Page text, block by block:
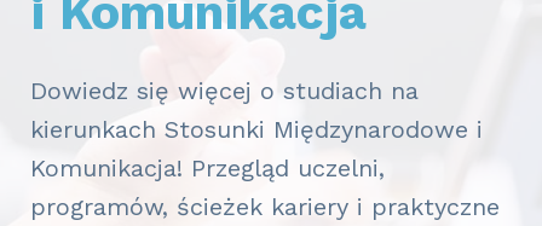
i Komunikacja
Dowiedz się więcej o studiach na
kierunkach Stosunki Międzynarodowe i
Komunikacja! Przegląd uczelni,
programów, ścieżek kariery i praktyczne